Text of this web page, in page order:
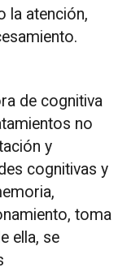
la atención,
de cognitiva
no
y
cognitivas y
toma
ella, se